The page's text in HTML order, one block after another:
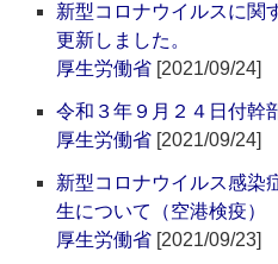
新型コロナウイルスに関
更新しました。
厚生労働省 [2021/09/24]
令和３年９月２４日付幹
厚生労働省 [2021/09/24]
新型コロナウイルス感染
生について（空港検疫）
厚生労働省 [2021/09/23]